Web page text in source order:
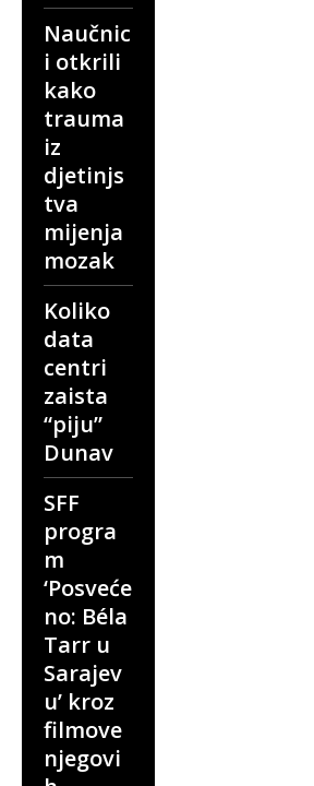
Naučnic
i otkrili
kako
trauma
iz
djetinjs
tva
mijenja
mozak
Koliko
data
centri
zaista
“piju”
Dunav
SFF
progra
m
‘Posveće
no: Béla
Tarr u
Sarajev
u’ kroz
filmove
njegovi